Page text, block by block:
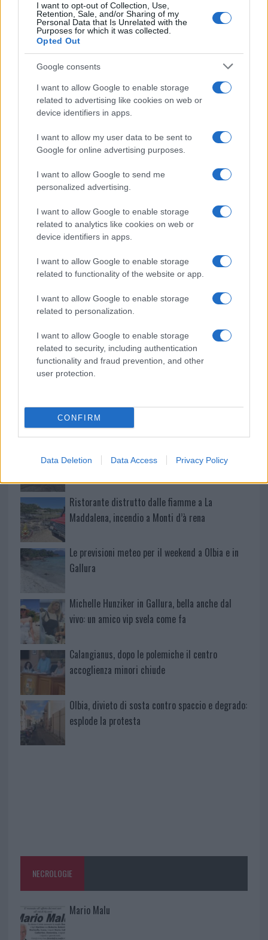
I want to opt-out of Collection, Use,
Retention, Sale, and/or Sharing of my
Personal Data that Is Unrelated with the
Purposes for which it was collected.
Opted Out
Google consents
I want to allow Google to enable storage
related to advertising like cookies on web or
device identifiers in apps.
I want to allow my user data to be sent to
Google for online advertising purposes.
I want to allow Google to send me
personalized advertising.
I want to allow Google to enable storage
related to analytics like cookies on web or
device identifiers in apps.
I want to allow Google to enable storage
related to functionality of the website or app.
I want to allow Google to enable storage
related to personalization.
I want to allow Google to enable storage
related to security, including authentication
functionality and fraud prevention, and other
user protection.
CONFIRM
Data Deletion Data Access Privacy Policy
i tuoi video e le tue foto
Su WhatsApp al numero +39
345 356 7512
Ricevi le nostre ultime news
daGoogle News
Condividi l'articolo
F
a
ce
b
o
o
k
T
w
it
te
r
Pi
n
te
re
st
W
h
at
s
A
p
p
S
h
a
Articolo precedente
Prossimo articolo
NOTIZIE RECENTI
vigili del fuoco a Rudalza
Ristorante distrutto dalle fiamme a La
Maddalena, incendio a Monti d’à rena
Le previsioni meteo per il weekend a Olbia e in
Gallura
Michelle Hunziker in Gallura, bella anche dal
vivo: un amico vip svela come fa
Calangianus, dopo le polemiche il centro
accoglienza minori chiude
Olbia, divieto di sosta contro spaccio e degrado:
esplode la protesta
NECROLOGIE
Mario Malu